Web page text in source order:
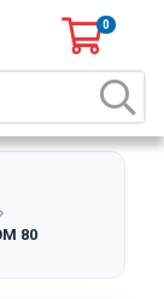
0
80